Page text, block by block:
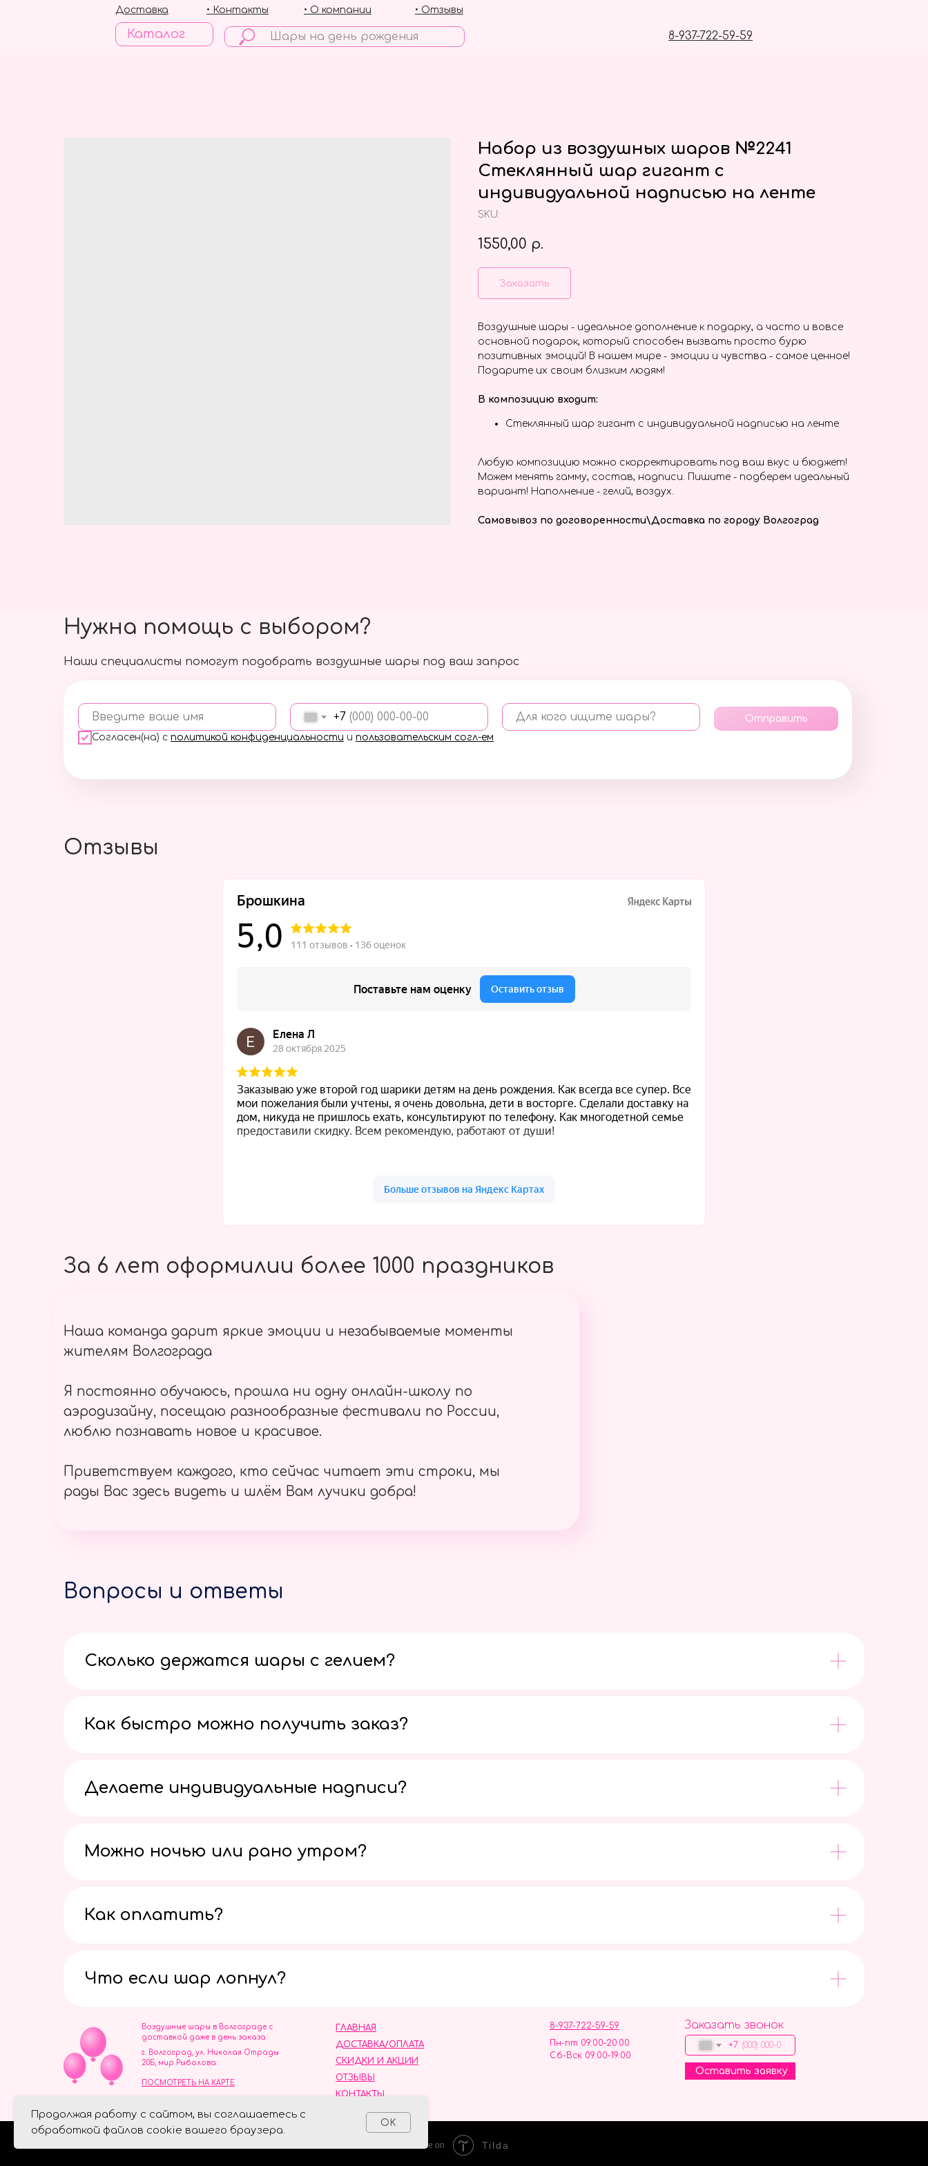
Каталог 8-937-722-59-59
• Отзывы
• О компании
• Контакты
Доставка
Набор из воздушных шаров №2241
Стеклянный шар гигант с
индивидуальной надписью на ленте
SKU:
1550,00 р.
Заказать
Воздушные шары - идеальное дополнение к подарку, а часто и вовсе
основной подарок, который способен вызвать просто бурю
позитивных эмоций! В нашем мире - эмоции и чувства - самое ценное!
Подарите их своим близким людям!
В композицию входит:
Стеклянный шар гигант с индивидуальной надписью на ленте
Любую композицию можно скорректировать под ваш вкус и бюджет!
Можем менять гамму, состав, надписи. Пишите - подберем идеальный
вариант! Наполнение - гелий, воздух.
Самовывоз по договоренности\Доставка по городу Волгоград
Наши специалисты помогут подобрать воздушные шары под ваш запрос
Введите ваше имя +7 Для кого ищите шары?
Согласен(на) с политикой конфиденциальности и пользовательским согл-ем
Отправить
Нужна помощь с выбором?
Продолжая работу с сайтом, вы соглашаетесь с
обработкой файлов cookie вашего браузера.
OK
Отзывы
За 6 лет оформилии более 1000 праздников
Наша команда дарит яркие эмоции и незабываемые моменты
жителям Волгограда
Я постоянно обучаюсь, прошла ни одну онлайн-школу по
аэродизайну, посещаю разнообразные фестивали по России,
люблю познавать новое и красивое.
Приветствуем каждого, кто сейчас читает эти строки, мы
рады Вас здесь видеть и шлём Вам лучики добра!
Вопросы и ответы
Сколько держатся шары с гелием?
Как быстро можно получить заказ?
Делаете индивидуальные надписи?
Можно ночью или рано утром?
Как оплатить?
Что если шар лопнул?
ОТЗЫВЫ
ГЛАВНАЯ
ДОСТАВКА/ОПЛАТА
СКИДКИ И АКЦИИ
КОНТАКТЫ
8-937-722-59-59
Пн-пт 09:00-20:00
Сб-Вск 09:00-19:00
Воздушные шары в Волгограде с
доставкой даже в день заказа
Заказать звонок
+7
Оставить заявку
г. Волгоград, ул. Николая Отрады
20Б, мир Рыболова
ПОСМОТРЕТЬ НА КАРТЕ
ИНН 344110093739
Политика обработки персональных данных
Made on Tilda